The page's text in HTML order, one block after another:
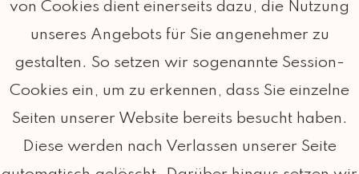
von Cookies dient einerseits dazu, die Nutzung
unseres Angebots für Sie angenehmer zu
gestalten. So setzen wir sogenannte Session-
Cookies ein, um zu erkennen, dass Sie einzelne
Seiten unserer Website bereits besucht haben.
Diese werden nach Verlassen unserer Seite